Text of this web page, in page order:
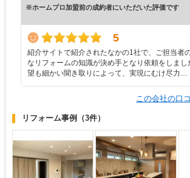
※ホームプロ加盟前の成約者にいただいた評価です
5
紹介サイトで紹介されたなかの1社で、ご担当者
なリフォームの知識が決め手となり依頼をしまし
望も細かい聞き取りによって、実現にむけ尽力…
この会社の口
リフォーム事例 （3件）